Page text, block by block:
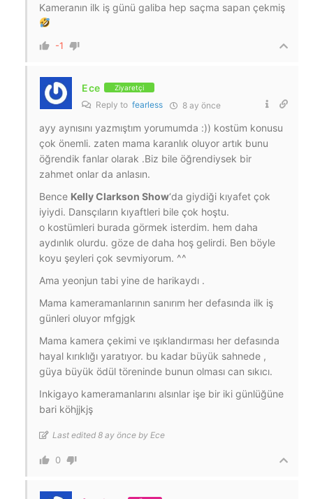
Kameranın ilk iş günü galiba hep saçma sapan çekmiş
-1
Ece Ziyaretçi
Reply to fearless 8 ay önce
ayy aynısını yazmıştım yorumumda :)) kostüm konusu
çok önemli. zaten mama karanlık oluyor artık bunu
öğrendik fanlar olarak .Biz bile öğrendiysek bir
zahmet onlar da anlasın.
Bence Kelly Clarkson Show‘da giydiği kıyafet çok
iyiydi. Dansçıların kıyaftleri bile çok hoştu.
o kostümleri burada görmek isterdim. hem daha
aydınlık olurdu. göze de daha hoş gelirdi. Ben böyle
koyu şeyleri çok sevmiyorum. ^^
Ama yeonjun tabi yine de harikaydı .
Mama kameramanlarının sanırım her defasında ilk iş
günleri oluyor mfgjgk
Mama kamera çekimi ve ışıklandırması her defasında
hayal kırıklığı yaratıyor. bu kadar büyük sahnede ,
güya büyük ödül töreninde bunun olması can sıkıcı.
Inkigayo kameramanlarını alsınlar işe bir iki günlüğüne
bari köhjjkjş
Last edited 8 ay önce by Ece
0